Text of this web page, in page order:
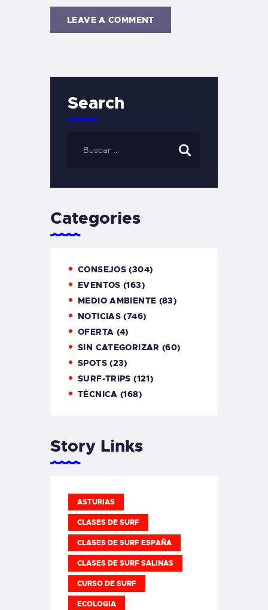
Search
Categories
CONSEJOS (304)
EVENTOS (163)
MEDIO AMBIENTE (83)
NOTICIAS (746)
OFERTA (4)
SIN CATEGORIZAR (60)
SPOTS(23)
SURF-TRIPS (121)
TÉCNICA (168)
Story Links
ASTURIAS
CLASES DE SURF
CLASES DE SURF ESPAÑA
CLASES DE SURF SALINAS
CURSO DE SURF
ECOLOGIA